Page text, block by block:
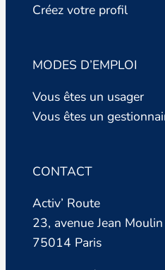
Créez votre profil
MODES D’EMPLOI
Vous êtes un usager
Vous êtes un
CONTACT
Activ’ Route
23, avenue Jean Moulin
75014 Paris